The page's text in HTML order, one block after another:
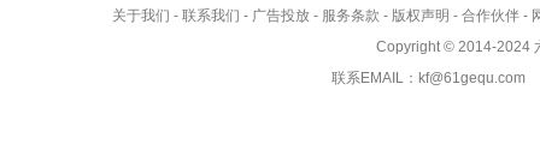
关于我们 - 联系我们 - 广告投放- 服务条款 - 版权声明 - 合作伙伴-
Copyright © 2014-2024
联系EMAIL：kf@61gequ.com